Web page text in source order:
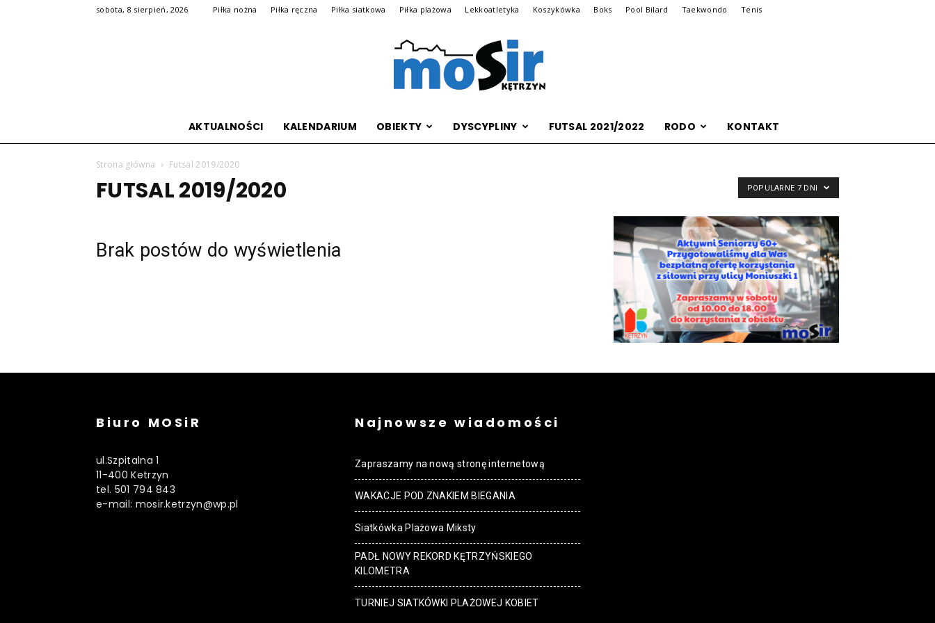
sobota, 8 sierpień, 2026 Piłka nożna Piłka ręczna Piłka siatkowa Piłka plażowa Lekkoatletyka Koszykówka Boks Pool Bilard Taekwondo Tenis
Archiwalna
Kętrzyn
AKTUALNOŚCI KALENDARIUM OBIEKTY DYSCYPLINY FUTSAL 2021/2022 RODO KONTAKT
Strona główna Futsal 2019/2020
FUTSAL 2019/2020 POPULARNE 7 DNI
Brak postów do wyświetlenia
Biuro MOSiR
ul.Szpitalna 1
11-400 Ketrzyn
tel. 501 794 843
e-mail: mosir.ketrzyn@wp.pl
Najnowsze wiadomości
Zapraszamy na nową stronę internetową
WAKACJE POD ZNAKIEM BIEGANIA
Siatkówka Plażowa Miksty
PADŁ NOWY REKORD KĘTRZYŃSKIEGO
KILOMETRA
TURNIEJ SIATKÓWKI PLAŻOWEJ KOBIET